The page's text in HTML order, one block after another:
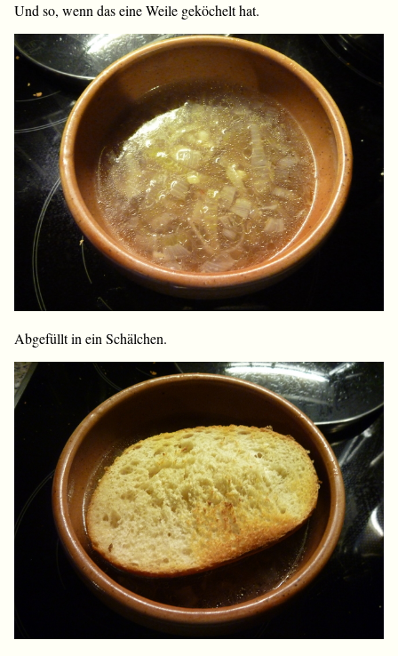
Und so, wenn das eine Weile geköchelt hat.
Abgefüllt in ein Schälchen.